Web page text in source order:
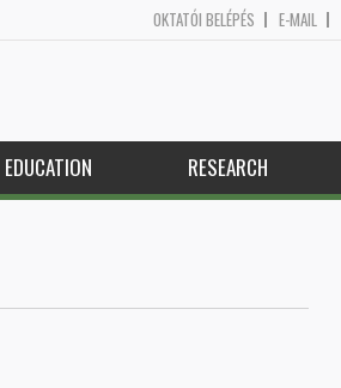
OKTATÓI BELÉPÉS E-MAIL
EDUCATION RESEARCH